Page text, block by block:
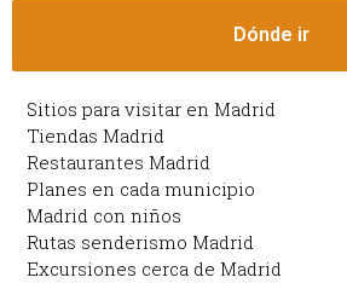
Dónde ir
Sitios para visitar en Madrid
Tiendas Madrid
Restaurantes Madrid
Planes en cada municipio
Madrid con niños
Rutas senderismo Madrid
Excursiones cerca de Madrid